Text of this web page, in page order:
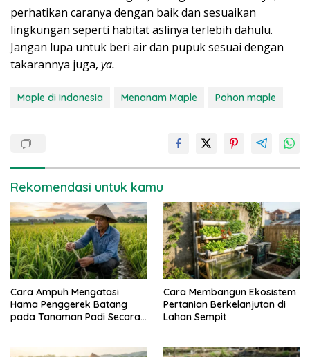
perhatikan caranya dengan baik dan sesuaikan
lingkungan seperti habitat aslinya terlebih dahulu.
Jangan lupa untuk beri air dan pupuk sesuai dengan
takarannya juga, ya.
Maple di Indonesia Menanam Maple Pohon maple
Rekomendasi untuk kamu
Cara Ampuh Mengatasi
Hama Penggerek Batang
pada Tanaman Padi Secara
Cara Membangun Ekosistem
Pertanian Berkelanjutan di
Lahan Sempit